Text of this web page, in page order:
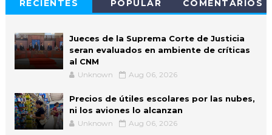
RECIENTES POPULAR COMENTARIOS
Jueces de la Suprema Corte de Justicia
seran evaluados en ambiente de críticas
al CNM
Unknown Aug 06, 2026
Precios de útiles escolares por las nubes,
ni los aviones lo alcanzan
Unknown Aug 06, 2026